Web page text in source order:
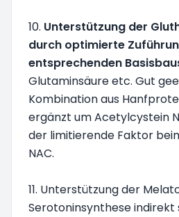
10. Unterstützung der
durch optimierte
entsprechenden
Glutaminsäure etc. Gut
Kombination aus
ergänzt um Acetylcystein
der limitierende Faktor
NAC.
11. Unterstützung der
Serotoninsynthese indirekt